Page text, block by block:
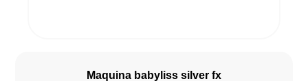
Maquina babyliss silver fx